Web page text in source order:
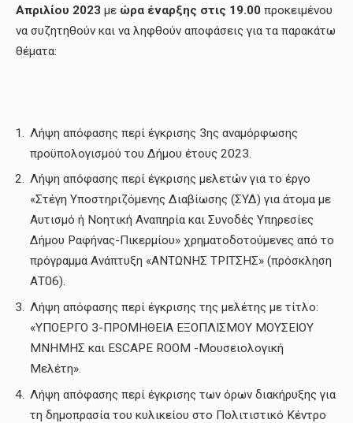
Απριλίου 2023 με ώρα έναρξης στις 19.00 προκειμένου
να συζητηθούν και να ληφθούν αποφάσεις για τα παρακάτω
θέματα:
Λήψη απόφασης περί έγκρισης 3ης αναμόρφωσης
προϋπολογισμού του Δήμου έτους 2023.
Λήψη απόφασης περί έγκρισης μελετών για το έργο
«Στέγη Υποστηριζόμενης Διαβίωσης (ΣΥΔ) για άτομα με
Αυτισμό ή Νοητική Αναπηρία και Συνοδές Υπηρεσίες
Δήμου Ραφήνας-Πικερμίου» χρηματοδοτούμενες από το
πρόγραμμα Ανάπτυξη «ΑΝΤΩΝΗΣ ΤΡΙΤΣΗΣ» (πρόσκληση
ΑΤ06).
Λήψη απόφασης περί έγκρισης της μελέτης με τίτλο:
«ΥΠΟΕΡΓΟ 3-ΠΡΟΜΗΘΕΙΑ ΕΞΟΠΛΙΣΜΟΥ ΜΟΥΣΕΙΟΥ
ΜΝΗΜΗΣ και ESCAPE ROOM -Μουσειολογική
Μελέτη».
Λήψη απόφασης περί έγκρισης των όρων διακήρυξης για
τη δημοπρασία του κυλικείου στο Πολιτιστικό Κέντρο